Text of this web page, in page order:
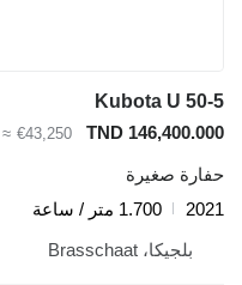
Kubota U 50-5
TND 146,400.000
€43,250
≈ $49,970
حفارة صغيرة
2021
1.700 متر / ساعة
بلجيكا، Brasschaat